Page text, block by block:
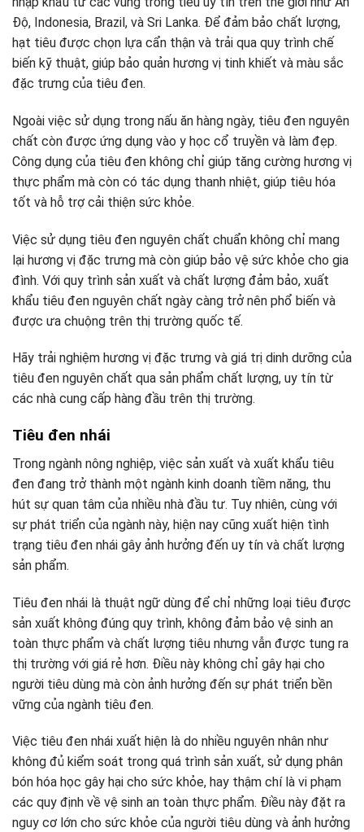
Độ, Indonesia, Brazil, và Sri Lanka. Để đảm bảo chất lượng,
hạt tiêu được chọn lựa cẩn thận và trải qua quy trình chế
biến kỹ thuật, giúp bảo quản hương vị tinh khiết và màu sắc
đặc trưng của tiêu đen.
Ngoài việc sử dụng trong nấu ăn hàng ngày, tiêu đen nguyên
chất còn được ứng dụng vào y học cổ truyền và làm đẹp.
Công dụng của tiêu đen không chỉ giúp tăng cường hương vị
thực phẩm mà còn có tác dụng thanh nhiệt, giúp tiêu hóa
tốt và hỗ trợ cải thiện sức khỏe.
Việc sử dụng tiêu đen nguyên chất chuẩn không chỉ mang
lại hương vị đặc trưng mà còn giúp bảo vệ sức khỏe cho gia
đình. Với quy trình sản xuất và chất lượng đảm bảo, xuất
khẩu tiêu đen nguyên chất ngày càng trở nên phổ biến và
được ưa chuộng trên thị trường quốc tế.
Hãy trải nghiệm hương vị đặc trưng và giá trị dinh dưỡng của
tiêu đen nguyên chất qua sản phẩm chất lượng, uy tín từ
các nhà cung cấp hàng đầu trên thị trường.
Tiêu đen nhái
Trong ngành nông nghiệp, việc sản xuất và xuất khẩu tiêu
đen đang trở thành một ngành kinh doanh tiềm năng, thu
hút sự quan tâm của nhiều nhà đầu tư. Tuy nhiên, cùng với
sự phát triển của ngành này, hiện nay cũng xuất hiện tình
trạng tiêu đen nhái gây ảnh hưởng đến uy tín và chất lượng
sản phẩm.
Tiêu đen nhái là thuật ngữ dùng để chỉ những loại tiêu được
sản xuất không đúng quy trình, không đảm bảo vệ sinh an
toàn thực phẩm và chất lượng tiêu nhưng vẫn được tung ra
thị trường với giá rẻ hơn. Điều này không chỉ gây hại cho
người tiêu dùng mà còn ảnh hưởng đến sự phát triển bền
vững của ngành tiêu đen.
Việc tiêu đen nhái xuất hiện là do nhiều nguyên nhân như
không đủ kiểm soát trong quá trình sản xuất, sử dụng phân
bón hóa học gây hại cho sức khỏe, hay thậm chí là vi phạm
các quy định về vệ sinh an toàn thực phẩm. Điều này đặt ra
nguy cơ lớn cho sức khỏe của người tiêu dùng và ảnh hưởng